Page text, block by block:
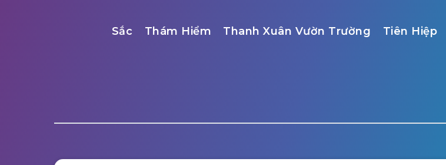
Sắc Thám Hiểm Thanh Xuân Vườn Trường Tiên Hiệp